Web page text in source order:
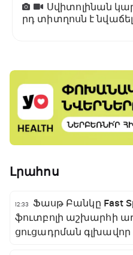
Սվիտոլինան
րդ տիտղոսն է նվաճել
Լրահոս
12:33
Ֆասթ Բանկը Fast
ֆուտբոլի աշխարհի
ցուցադրման